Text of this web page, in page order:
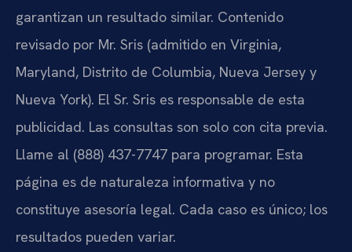
garantizan un resultado similar. Contenido
revisado por Mr. Sris (admitido en Virginia,
Maryland, Distrito de Columbia, Nueva Jersey y
Nueva York). El Sr. Sris es responsable de esta
publicidad. Las consultas son solo con cita previa.
Llame al (888) 437-7747 para programar. Esta
página es de naturaleza informativa y no
constituye asesoría legal. Cada caso es único; los
resultados pueden variar.